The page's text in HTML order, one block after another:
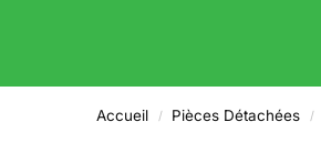
Accueil / Pièces Détachées /